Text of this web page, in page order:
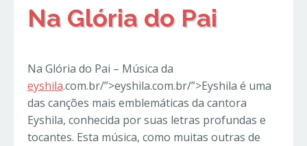
Na Glória do Pai
Na Glória do Pai – Música da
eyshila.com.br/”>eyshila.com.br/”>Eyshila é uma
das canções mais emblemáticas da cantora
Eyshila, conhecida por suas letras profundas e
tocantes. Esta música, como muitas outras de